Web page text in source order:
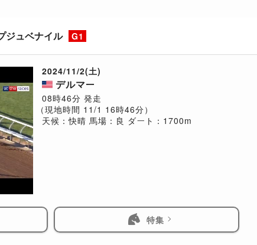
ジュベナイル G1
2024/11/2(土)
デルマー
08時46分 発走
（現地時間 11/1 16時46分）
天候：快晴 馬場：良 ダート：1700m
特集